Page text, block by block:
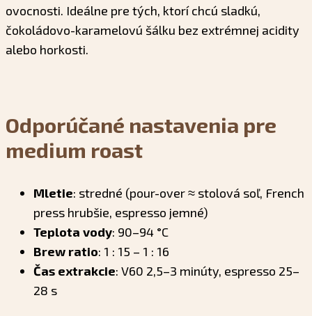
ovocnosti. Ideálne pre tých, ktorí chcú sladkú,
čokoládovo-karamelovú šálku bez extrémnej acidity
alebo horkosti.
Odporúčané nastavenia pre
medium roast
Mletie: stredné (pour-over ≈ stolová soľ, French
press hrubšie, espresso jemné)
Teplota vody: 90–94 °C
Brew ratio: 1 : 15 – 1 : 16
Čas extrakcie: V60 2,5–3 minúty, espresso 25–
28 s